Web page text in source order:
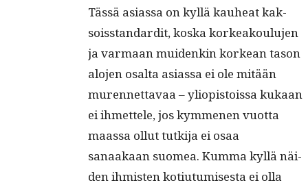
Tässä asi­as­sa on kyl­lä kauheat kak­
sois­stan­dard­it, kos­ka korkeak­oulu­jen
ja var­maan muidenkin korkean tason
alo­jen osalta asi­as­sa ei ole mitään
muren­net­tavaa – yliopis­tois­sa kukaan
ei ihmettele, jos kymme­nen vuot­ta
maas­sa ollut tutk­i­ja ei osaa
sanaakaan suomea. Kum­ma kyl­lä näi­
den ihmis­ten kotiu­tu­mis­es­ta ei olla